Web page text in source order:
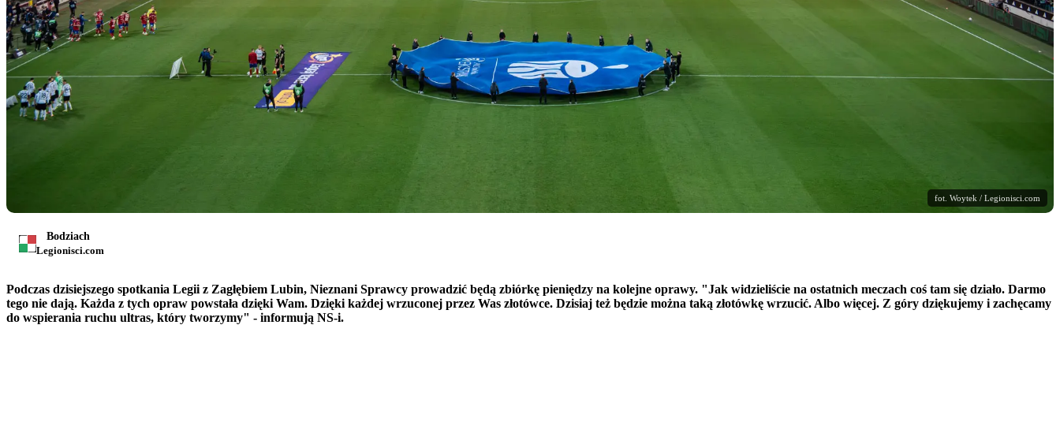
fot. Woytek / Legionisci.com
Bodziach
Legionisci.com
Podczas dzisiejszego spotkania Legii z Zagłębiem Lubin, Nieznani Sprawcy prowadzić będą zbiórkę pieniędzy na kolejne oprawy. "Jak widzieliście na ostatnich meczach coś tam się działo. Darmo
tego nie dają. Każda z tych opraw powstała dzięki Wam. Dzięki każdej wrzuconej przez Was złotówce. Dzisiaj też będzie można taką złotówkę wrzucić. Albo więcej. Z góry dziękujemy i zachęcamy
do wspierania ruchu ultras, który tworzymy" - informują NS-i.